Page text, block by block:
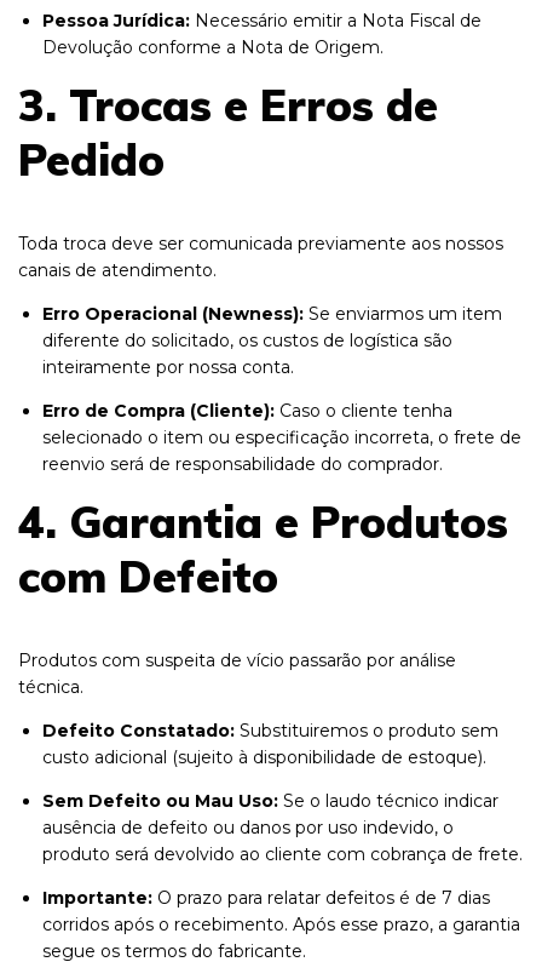
Pessoa Jurídica: Necessário emitir a Nota Fiscal de
Devolução conforme a Nota de Origem.
3. Trocas e Erros de
Pedido
Toda troca deve ser comunicada previamente aos nossos
canais de atendimento.
Erro Operacional (Newness): Se enviarmos um item
diferente do solicitado, os custos de logística são
inteiramente por nossa conta.
Erro de Compra (Cliente): Caso o cliente tenha
selecionado o item ou especificação incorreta, o frete de
reenvio será de responsabilidade do comprador.
4. Garantia e Produtos
com Defeito
Produtos com suspeita de vício passarão por análise
técnica.
Defeito Constatado: Substituiremos o produto sem
custo adicional (sujeito à disponibilidade de estoque).
Sem Defeito ou Mau Uso: Se o laudo técnico indicar
ausência de defeito ou danos por uso indevido, o
produto será devolvido ao cliente com cobrança de frete.
Importante: O prazo para relatar defeitos é de 7 dias
corridos após o recebimento. Após esse prazo, a garantia
segue os termos do fabricante.